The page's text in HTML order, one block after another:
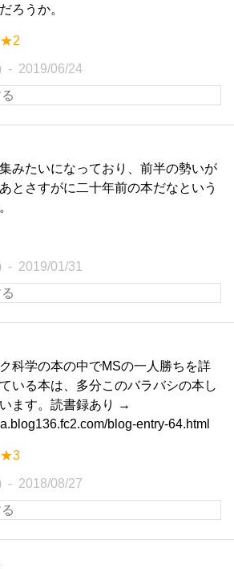
ろうか。
★2
2019/06/24
みたいになっており、前半の勢いが
とさすがに二十年前の本だなという
2019/01/31
科学の本の中でMSの一人勝ちを詳
いる本は、多分このバラバシの本し
ます。読書録あり →
blog-entry-64.html
★3
2018/08/27